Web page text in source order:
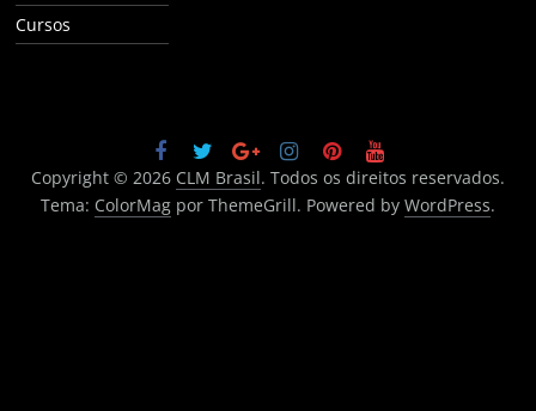
Cursos
Copyright © 2026 CLM Brasil. Todos os direitos reservados.
Tema: ColorMagpor ThemeGrill. Powered by WordPress.